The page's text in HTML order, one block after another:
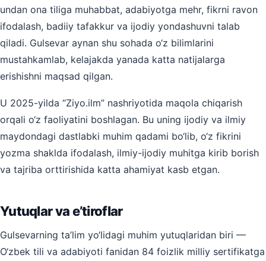
undan ona tiliga muhabbat, adabiyotga mehr, fikrni ravon
ifodalash, badiiy tafakkur va ijodiy yondashuvni talab
qiladi. Gulsevar aynan shu sohada o‘z bilimlarini
mustahkamlab, kelajakda yanada katta natijalarga
erishishni maqsad qilgan.
U 2025-yilda “Ziyo.ilm” nashriyotida maqola chiqarish
orqali o‘z faoliyatini boshlagan. Bu uning ijodiy va ilmiy
maydondagi dastlabki muhim qadami bo‘lib, o‘z fikrini
yozma shaklda ifodalash, ilmiy-ijodiy muhitga kirib borish
va tajriba orttirishida katta ahamiyat kasb etgan.
Yutuqlar va e’tiroflar
Gulsevarning ta’lim yo‘lidagi muhim yutuqlaridan biri —
O‘zbek tili va adabiyoti fanidan 84 foizlik milliy sertifikatga